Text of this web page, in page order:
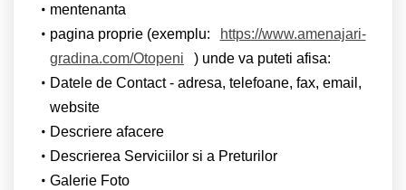
mentenanta
pagina proprie (exemplu:
https://www.amenajari-
gradina.com/Otopeni
) unde va puteti afisa:
Datele de Contact - adresa, telefoane, fax, email,
website
Descriere afacere
Descrierea Serviciilor si a Preturilor
Galerie Foto